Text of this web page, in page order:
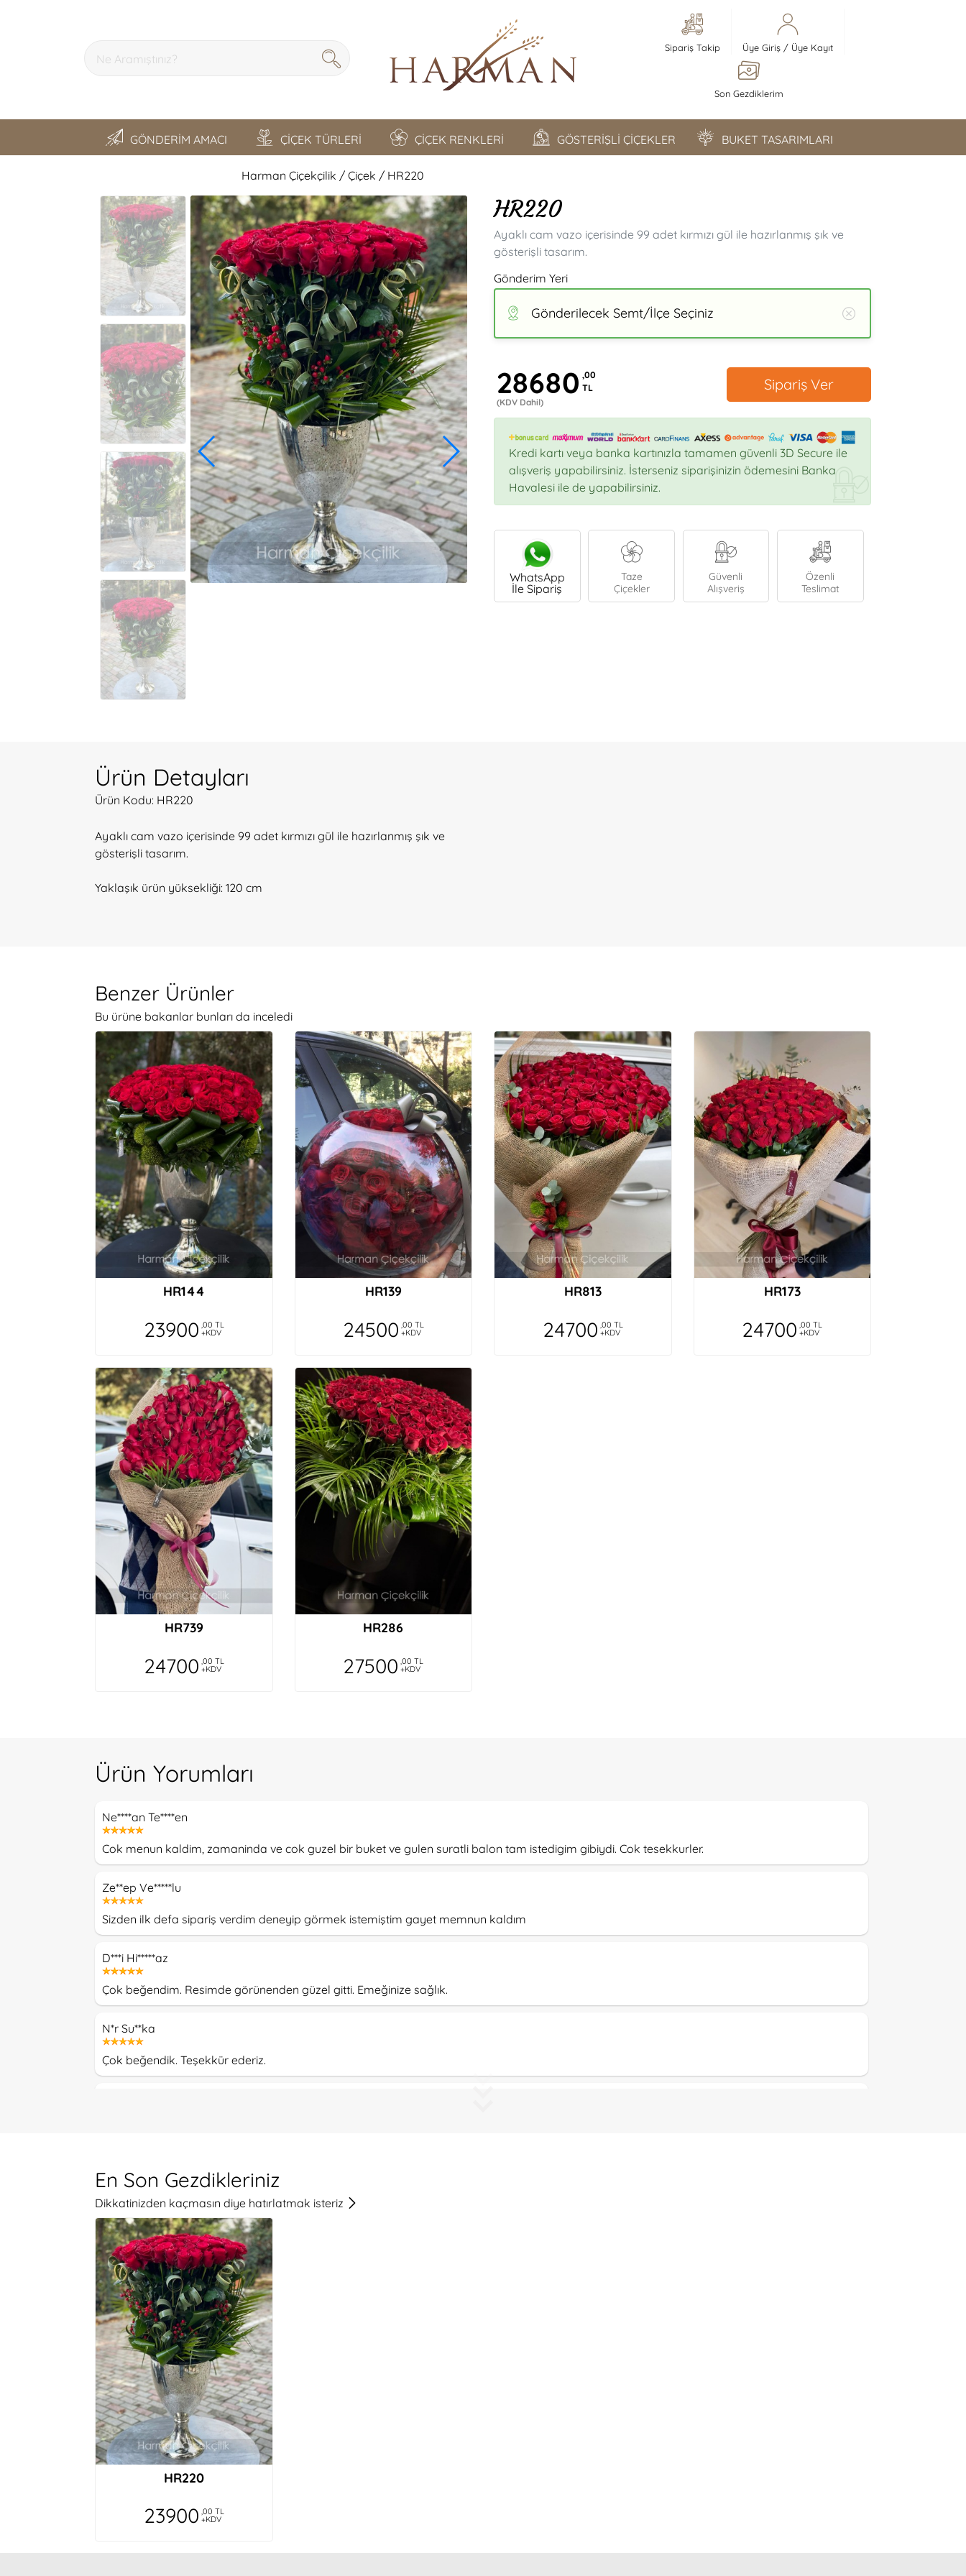
Sipariş Takip Üye Giriş/ Üye Kayıt
Son Gezdiklerim
GÖNDERİM AMACI ÇİÇEK TÜRLERİ ÇİÇEK RENKLERİ GÖSTERİŞLİ ÇİÇEKLER BUKET TASARIMLARI
Harman Çiçekçilik / Çiçek / HR220
HR220
Ayaklı cam vazo içerisinde 99 adet kırmızı gül ile hazırlanmış şık ve
gösterişli tasarım.
Gönderim Yeri
Gönderilecek Semt/İlçe Seçiniz
28680 ,00
TL
(KDV Dahil)
Sipariş Ver
Kredi kartı veya banka kartınızla tamamen güvenli 3D Secure ile
alışveriş yapabilirsiniz. İsterseniz siparişinizin ödemesini Banka
Havalesi ile de yapabilirsiniz.
WhatsApp
İle Sipariş
Taze
Çiçekler
Güvenli
Alışveriş
Özenli
Teslimat
Ürün Detayları
Ürün Kodu: HR220
Ayaklı cam vazo içerisinde 99 adet kırmızı gül ile hazırlanmış şık ve
gösterişli tasarım.
Yaklaşık ürün yüksekliği: 120 cm
Benzer Ürünler
Bu ürüne bakanlar bunları da inceledi
HR144
23900 ,00 TL
+KDV
HR139
24500 ,00 TL
+KDV
HR813
24700 ,00 TL
+KDV
HR173
24700 ,00 TL
+KDV
HR739
24700 ,00 TL
+KDV
HR286
27500 ,00 TL
+KDV
Ürün Yorumları
Ne****an Te****en
Cok menun kaldim, zamaninda ve cok guzel bir buket ve gulen suratli balon tam istedigim gibiydi. Cok tesekkurler.
Ze**ep Ve*****lu
Sizden ilk defa sipariş verdim deneyip görmek istemiştim gayet memnun kaldım
D***i Hi*****az
Çok beğendim. Resimde görünenden güzel gitti. Emeğinize sağlık.
N*r Su**ka
Çok beğendik. Teşekkür ederiz.
İlgi ve özenli teslimat için teşekkürler :)
G**e Ka***as
Özenli hazırlığıniz, solmamis cicekleriniz, süresi içinde yaptığınız teslimatiniz ve bilgilendirme mesajlariniz için çok teşekkür ederim. Elinize sağlık
😊
C***u E**m
Hizli teslimat, kaliteli urunler. Cicek sepeti gibi emsaller yerine tercih edilmeli.
E***n Al****as
Harika bir buket hazırlanmış. Yıllardır alıştığımız, Harman'ın ince zevki...İyi çalışmalar dilerim.
Ze**ep Ay***in
En Son Gezdikleriniz
Dikkatinizden kaçmasın diye hatırlatmak isteriz
HR220
23900 ,00 TL
+KDV